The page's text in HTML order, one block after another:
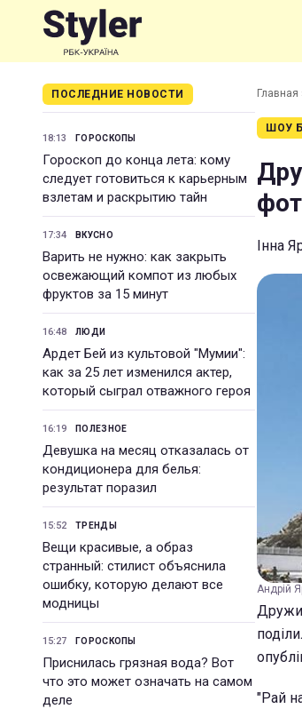
ПОСЛЕДНИЕ НОВОСТИ
18:13 ГОРОСКОПЫ
Гороскоп до конца лета: кому
следует готовиться к карьерным
взлетам и раскрытию тайн
17:34 ВКУСНО
Варить не нужно: как закрыть
освежающий компот из любых
фруктов за 15 минут
16:48 ЛЮДИ
Ардет Бей из культовой "Мумии":
как за 25 лет изменился актер,
который сыграл отважного героя
16:19 ПОЛЕЗНОЕ
Девушка на месяц отказалась от
кондиционера для белья:
результат поразил
15:52 ТРЕНДЫ
Вещи красивые, а образ
странный: стилист объяснила
ошибку, которую делают все
модницы
15:27 ГОРОСКОПЫ
Приснилась грязная вода? Вот
что это может означать на самом
деле
Главная
ШОУ
Інна
Андрій
"Рай